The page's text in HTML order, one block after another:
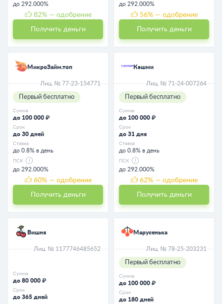
до 292.000%
82% — одобрение
Получить деньги
до 292.000%
56% — одобрение
Получить деньги
МикроЗайм.топ
Лиц. № 77-23-154771
Первый бесплатно
Сумма
до 100 000 ₽
Срок
до 30 дней
Ставка
до 0.8% в день
ПСК
до 292.000%
60% — одобрение
Получить деньги
Кэшми
Лиц. № 71-24-007264
Первый бесплатно
Сумма
до 100 000 ₽
Срок
до 31 дня
Ставка
до 0.8% в день
ПСК
до 292.000%
62% — одобрение
Получить деньги
Вишня
Лиц. № 1177746485652
Сумма
до 80 000 ₽
Срок
до 365 дней
Марусенька
Лиц. № 78-25-203231
Первый бесплатно
Сумма
до 100 000 ₽
Срок
до 180 дней